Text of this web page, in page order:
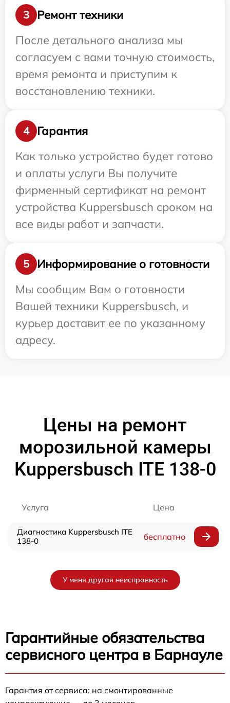
3
Ремонт техники
После детального анализа мы
согласуем с вами точную стоимость,
время ремонта и приступим к
восстановлению техники.
4
Гарантия
Как только устройство будет готово
и оплаты услуги Вы получите
фирменный сертификат на ремонт
устройства Kuppersbusch сроком на
все виды работ и запчасти.
5
Информирование о готовности
Мы сообщим Вам о готовности
Вашей техники Kuppersbusch, и
курьер доставит ее по указанному
адресу.
Цены на ремонт
морозильной камеры
Kuppersbusch ITE 138-0
Услуга Цена
Диагностика Kuppersbusch ITE
138-0
бесплатно
У меня другая неисправность
Гарантийные обязательства
сервисного центра в Барнауле
Гарантия от сервиса: на смонтированные